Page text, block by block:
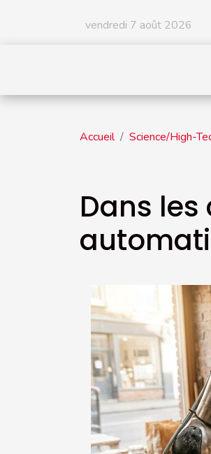
vendredi 7 août 2026
Accueil Science/High-
Dans